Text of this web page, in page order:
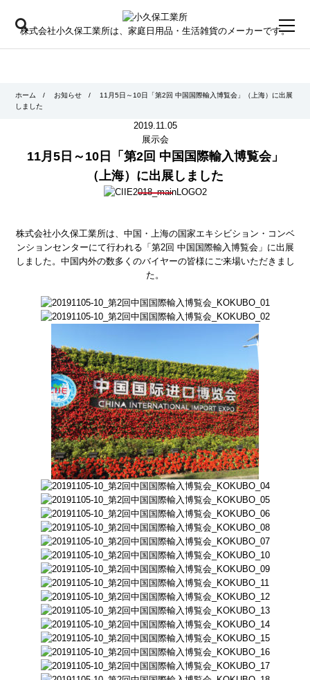
株式会社小久保工業所は、家庭日用品・生活雑貨のメーカーです。
toggle
ホーム / お知らせ /
11月5日～10日「第2回 中国国際輸入博覧会」（上海）に出展
しました
2019.11.05
展示会
11月5日～10日「第2回 中国国際輸入博覧会」
（上海）に出展しました
株式会社小久保工業所は、中国・上海の国家エキシビション・コンベ
ンションセンターにて行われる「第2回 中国国際輸入博覧会」に出展
しました。中国内外の数多くのバイヤーの皆様にご来場いただきまし
た。